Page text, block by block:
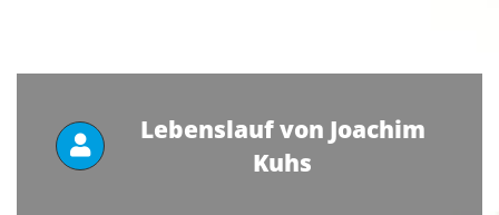
Lebenslauf von Joachim
Kuhs